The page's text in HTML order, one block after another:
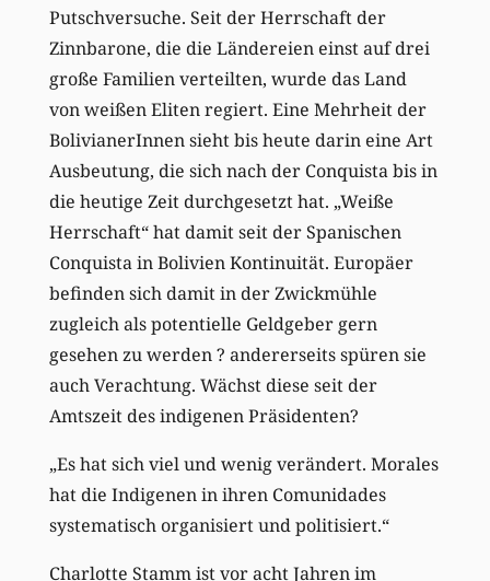
Putschversuche. Seit der Herrschaft der
Zinnbarone, die die Ländereien einst auf drei
große Familien verteilten, wurde das Land
von weißen Eliten regiert. Eine Mehrheit der
BolivianerInnen sieht bis heute darin eine Art
Ausbeutung, die sich nach der Conquista bis in
die heutige Zeit durchgesetzt hat. „Weiße
Herrschaft“ hat damit seit der Spanischen
Conquista in Bolivien Kontinuität. Europäer
befinden sich damit in der Zwickmühle
zugleich als potentielle Geldgeber gern
gesehen zu werden ? andererseits spüren sie
auch Verachtung. Wächst diese seit der
Amtszeit des indigenen Präsidenten?
„Es hat sich viel und wenig verändert. Morales
hat die Indigenen in ihren Comunidades
systematisch organisiert und politisiert.“
Charlotte Stamm ist vor acht Jahren im